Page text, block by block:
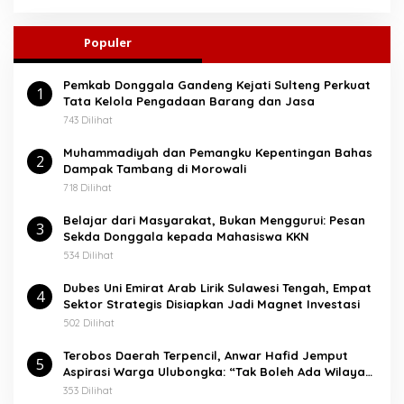
i
n
u
k
Populer
1
Pemkab Donggala Gandeng Kejati Sulteng Perkuat
Tata Kelola Pengadaan Barang dan Jasa
743 Dilihat
2
Muhammadiyah dan Pemangku Kepentingan Bahas
Dampak Tambang di Morowali
718 Dilihat
3
Belajar dari Masyarakat, Bukan Menggurui: Pesan
Sekda Donggala kepada Mahasiswa KKN
534 Dilihat
4
Dubes Uni Emirat Arab Lirik Sulawesi Tengah, Empat
Sektor Strategis Disiapkan Jadi Magnet Investasi
502 Dilihat
5
Terobos Daerah Terpencil, Anwar Hafid Jemput
Aspirasi Warga Ulubongka: “Tak Boleh Ada Wilayah
yang Tertinggal”
353 Dilihat